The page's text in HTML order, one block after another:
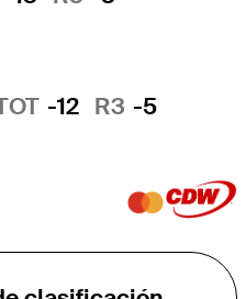
-12 R3 -5